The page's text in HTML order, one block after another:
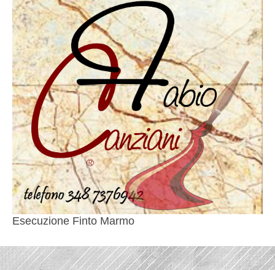
Esecuzione Finto Marmo